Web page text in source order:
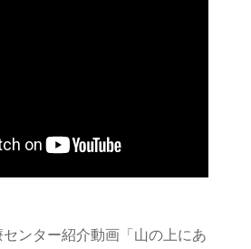
ンター紹介動画「山の上にあ